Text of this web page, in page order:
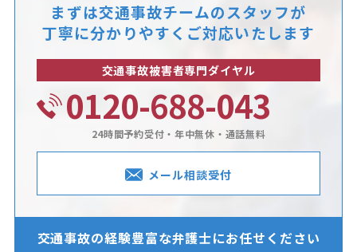
まずは交通事故チームのスタッフが
丁寧に分かりやすくご対応いたします
交通事故被害者専門ダイヤル
0120-688-043
24時間予約受付・年中無休・通話無料
メール相談受付
交通事故の経験豊富な弁護士にお任せください